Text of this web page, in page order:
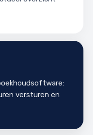
versturen en